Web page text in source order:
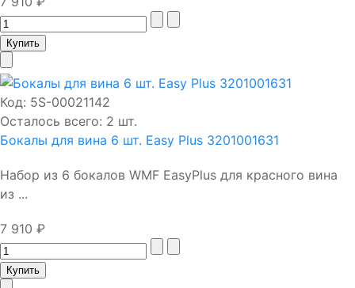
Код: 5S-00021142
Осталось всего: 2 шт.
Бокалы для вина 6 шт. Easy Plus 3201001631
Набор из 6 бокалов WMF EasyPlus для красного вина
из ...
7 910 ₽